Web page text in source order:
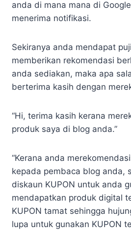
anda di mana mana di
menerima notifikasi.
Sekiranya anda mendapat
memberikan rekomendasi
anda sediakan, maka apa
berterima kasih dengan
“Hi, terima kasih kerana
produk saya di blog anda.”
“Kerana anda
kepada pembaca blog anda,
diskaun KUPON untuk anda
mendapatkan produk digital
KUPON tamat sehingga
lupa untuk gunakan KUPON